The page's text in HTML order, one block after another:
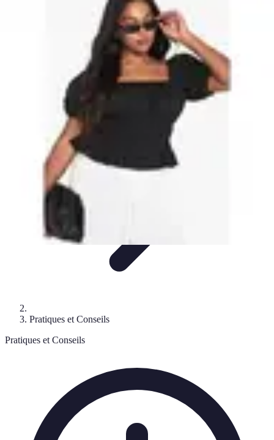
Compréhension de l'accessibilitéAccessibilitéGuides pratiques
Mode Accessible
Shopping Accessible
Pratiques et Conseils
Pratiques et Conseils